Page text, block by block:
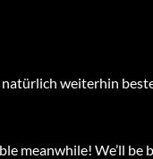
weiterhin
meanwhile! We’ll